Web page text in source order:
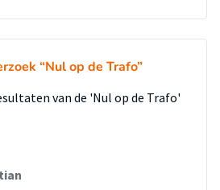
“Nul op de Trafo”
van de 'Nul op de Trafo'